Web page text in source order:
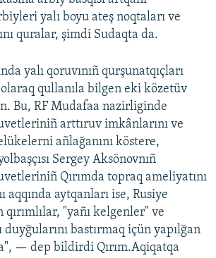
yalı boyu ateş noqtaları ve
quralar, şimdi Sudaqta da.
yalı qoruvınıñ qurşunatqıçları
olaraq qullanıla bilgen eki közetüv
Bu, RF Mudafaa nazirliginde
arttıruv imkânlarını ve
añlağanını köstere,
Sergey Aksönovnıñ
Qırımda topraq ameliyatını
aqqında aytqanları ise, Rusiye
"yañı kelgenler" ve
bastırmaq içün yapılğan
— dep bildirdi Qırım.Aqiqatqa